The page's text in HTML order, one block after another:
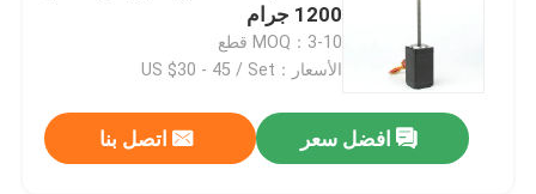
1200 جرام
MOQ：3-10 قطع
الأسعار：US $30 - 45 / Set
افضل سعر اتصل بنا